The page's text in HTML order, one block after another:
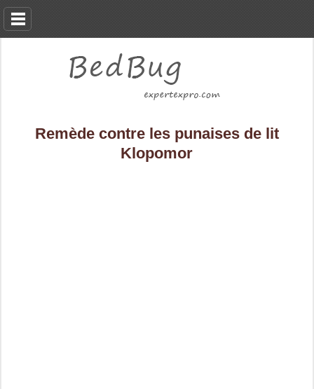
Remède contre les punaises de lit
Klopomor